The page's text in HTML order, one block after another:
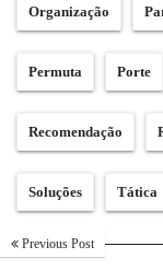
Organização
Permuta Porte
Recomendação
Soluções Tática
Previous Post